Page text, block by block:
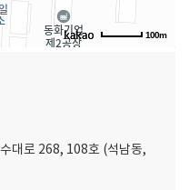
100m
대로 268, 108호 (석남동,